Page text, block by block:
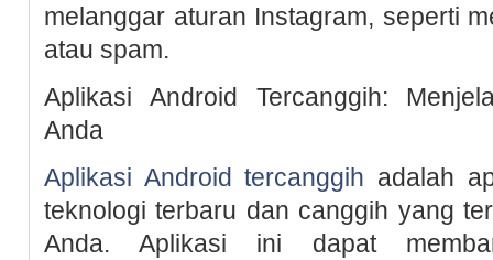
melanggar aturan Instagram, seperti
atau spam.
Aplikasi Android Tercanggih:
Anda
Aplikasi Android tercanggih adalah
teknologi terbaru dan canggih yang
Anda. Aplikasi ini dapat